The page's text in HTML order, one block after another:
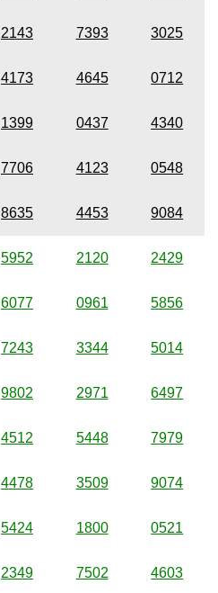
2143 7393 3025
4173 4645 0712
1399 0437 4340
7706 4123 0548
8635 4453 9084
5952 2120 2429
6077 0961 5856
7243 3344 5014
9802 2971 6497
4512 5448 7979
4478 3509 9074
5424 1800 0521
2349 7502 4603